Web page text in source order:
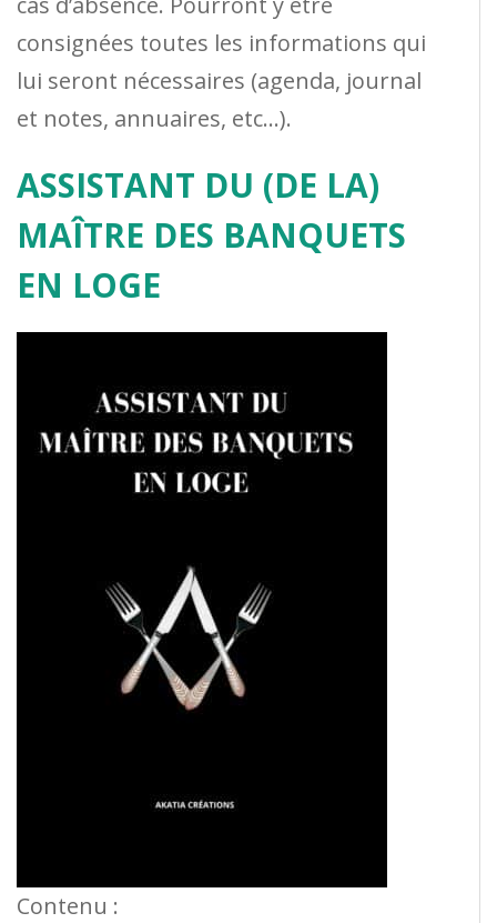
consignées toutes les informations qui
lui seront nécessaires (agenda, journal
et notes, annuaires, etc…).
ASSISTANT DU (DE LA)
MAÎTRE DES BANQUETS
EN LOGE
Contenu :